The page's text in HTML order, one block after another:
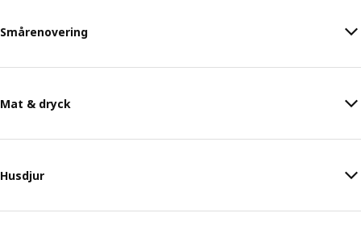
Smårenovering
Mat & dryck
Husdjur